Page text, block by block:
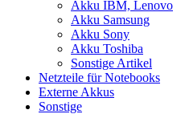
Akku IBM, Lenovo
Akku Samsung
Akku Sony
Akku Toshiba
Sonstige Artikel
Netzteile für Notebooks
Externe Akkus
Sonstige